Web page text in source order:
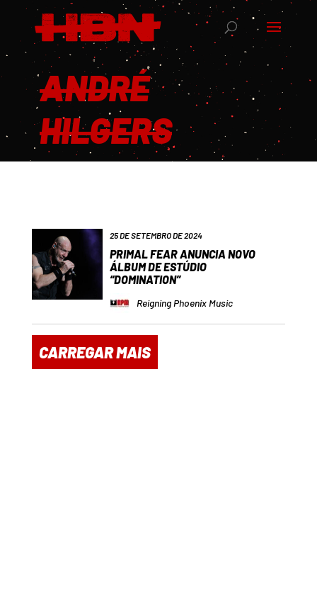
ANDRÉ
HILGERS
25 DE SETEMBRO DE 2024
PRIMAL FEAR ANUNCIA NOVO
ÁLBUM DE ESTÚDIO
“DOMINATION”
Reigning Phoenix Music
CARREGAR MAIS